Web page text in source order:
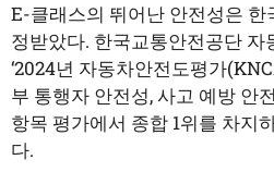
E-클래스의 뛰어난 안전성은 한
정받았다. 한국교통안전공단
‘2024년 자동차안전도평가
부 통행자 안전성, 사고 예방 안
항목 평가에서 종합 1위를 차지
다.